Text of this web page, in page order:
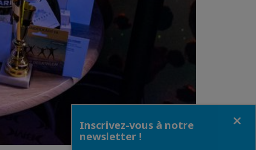
Inscrivez-vous à notre
newsletter !